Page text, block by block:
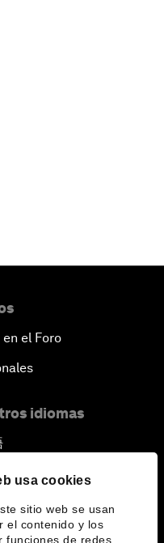
usa cookies
sitio web se usan
el contenido y los
funciones de redes
el Foro
idiomas